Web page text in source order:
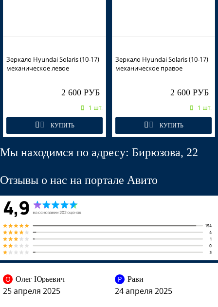
R9A - VITAMIN C
R9A - VITAMIN C
VC5 - COFFEE BEAN
VC5 - COFFEE BEAN
VC5 - COFFEE BEAN
Зеркало Hyundai Solaris (10-17)
механическое левое
2 600 РУБ
1 шт.
КУПИТЬ
Зеркало Hyundai Solaris (10-17)
механическое правое
2 600 РУБ
1 шт.
КУПИТЬ
Мы находимся по адресу: Бирюзова, 22
Отзывы о нас на портале Авито
О Олег Юрьевич
25 апреля 2025
Р Рави
24 апреля 2025